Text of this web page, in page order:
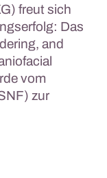
freut sich
Das
and
vom
zur